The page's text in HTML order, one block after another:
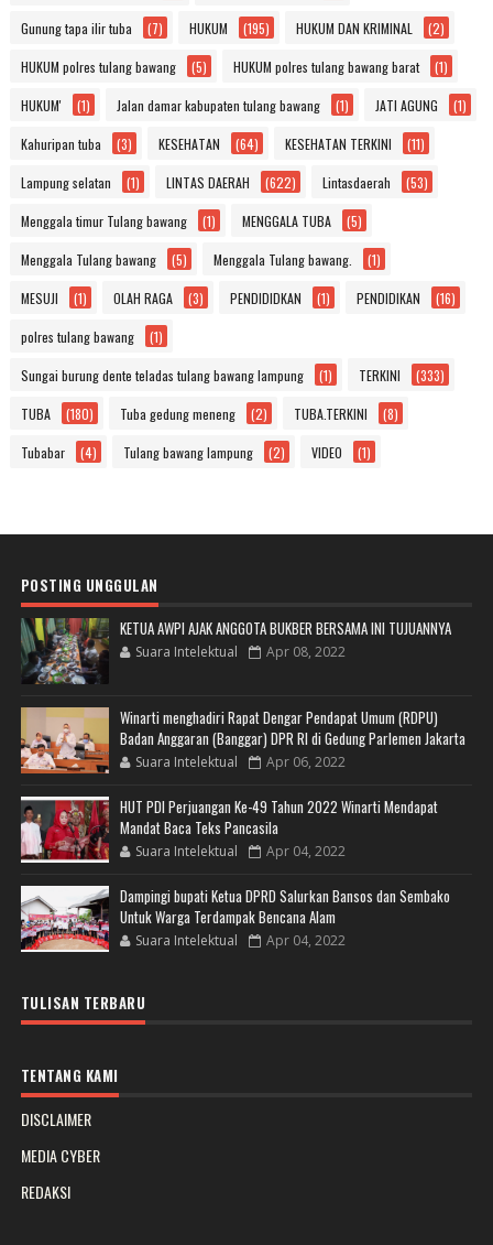
Gunung tapa ilir tuba (7) HUKUM (195) HUKUM DAN KRIMINAL (2)
HUKUM polres tulang bawang (5) HUKUM polres tulang bawang barat (1)
HUKUM' (1) Jalan damar kabupaten tulang bawang (1) JATI AGUNG (1)
Kahuripan tuba (3) KESEHATAN (64) KESEHATAN TERKINI (11)
Lampung selatan (1) LINTAS DAERAH (622) Lintasdaerah (53)
Menggala timur Tulang bawang (1) MENGGALA TUBA (5)
Menggala Tulang bawang (5) Menggala Tulang bawang. (1)
MESUJI (1) OLAH RAGA (3) PENDIDIDKAN (1) PENDIDIKAN (16)
polres tulang bawang (1)
Sungai burung dente teladas tulang bawang lampung (1) TERKINI (333)
TUBA (180) Tuba gedung meneng (2) TUBA.TERKINI (8)
Tubabar (4) Tulang bawang lampung (2) VIDEO (1)
POSTING UNGGULAN
KETUA AWPI AJAK ANGGOTA BUKBER BERSAMA INI TUJUANNYA
Suara Intelektual Apr 08, 2022
Winarti menghadiri Rapat Dengar Pendapat Umum (RDPU)
Badan Anggaran (Banggar) DPR RI di Gedung Parlemen Jakarta
Suara Intelektual Apr 06, 2022
HUT PDI Perjuangan Ke-49 Tahun 2022 Winarti Mendapat
Mandat Baca Teks Pancasila
Suara Intelektual Apr 04, 2022
Dampingi bupati Ketua DPRD Salurkan Bansos dan Sembako
Untuk Warga Terdampak Bencana Alam
Suara Intelektual Apr 04, 2022
TULISAN TERBARU
TENTANG KAMI
DISCLAIMER
MEDIA CYBER
REDAKSI